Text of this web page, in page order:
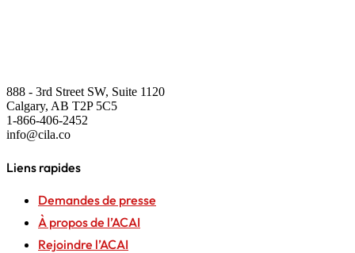
888 - 3rd Street SW, Suite 1120
Calgary, AB T2P 5C5
1-866-406-2452
info@cila.co
Liens rapides
Demandes de presse
À propos de l’ACAI
Rejoindre l’ACAI